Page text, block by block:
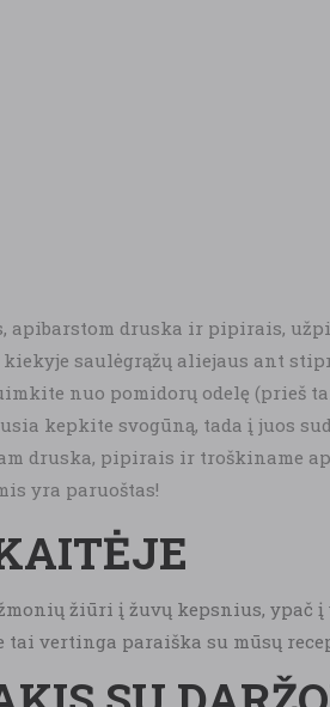
apibarstom druska ir pipirais,
saulėgrąžų aliejaus ant
nuo pomidorų odelę
kepkite svogūną, tada į juos
druska, pipirais ir troškiname
yra paruoštas!
žiūri į žuvų kepsnius, ypač
vertinga paraiška su mūsų